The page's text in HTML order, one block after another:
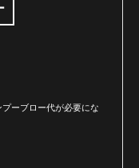
ーブロー代が必要にな